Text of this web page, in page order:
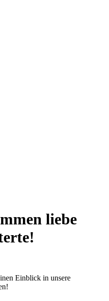
liebe
Einblick in unsere